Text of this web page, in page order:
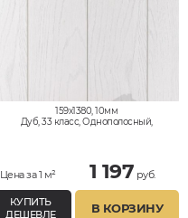
159x1380, 10мм
Дуб, 33 класс, Однополосный,
Цена за 1 м² 1 197 руб.
КУПИТЬ
ДЕШЕВЛЕ
В КОРЗИНУ